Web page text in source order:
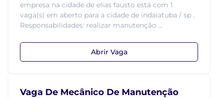
empresa na cidade de elias fausto está com 1
vaga(s) em aberto para a cidade de indaiatuba / sp .
Responsabilidades: realizar manutenção ...
Abrir Vaga
Vaga De Mecânico De Manutenção